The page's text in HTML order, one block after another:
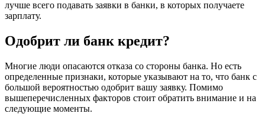
лучше всего подавать заявки в банки, в которых получаете
зарплату.
Одобрит ли банк кредит?
Многие люди опасаются отказа со стороны банка. Но есть
определенные признаки, которые указывают на то, что банк с
большой вероятностью одобрит вашу заявку. Помимо
вышеперечисленных факторов стоит обратить внимание и на
следующие моменты.